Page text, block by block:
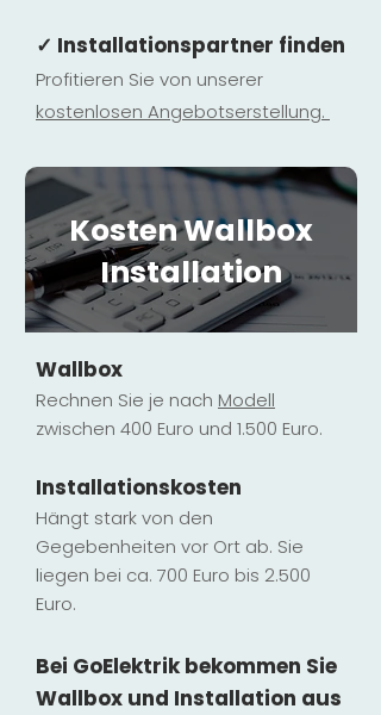
✓ Installationspartner finden
Profitieren Sie von unserer
kostenlosen Angebotserstellung.
Kosten Wallbox
Installation
Wallbox
Rechnen Sie je nach Modell
zwischen 400 Euro und 1.500 Euro.
Installationskosten
Hängt stark von den
Gegebenheiten vor Ort ab. Sie
liegen bei ca. 700 Euro bis 2.500
Euro.
Bei GoElektrik bekommen Sie
Wallbox und Installation aus